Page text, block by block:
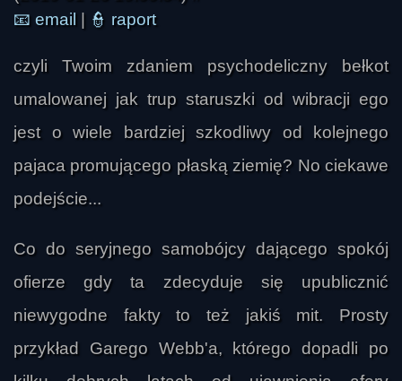
📧 email 👮 raport
czyli Twoim zdaniem psychodeliczny bełkot
umalowanej jak trup staruszki od wibracji ego
jest o wiele bardziej szkodliwy od kolejnego
pajaca promującego płaską ziemię? No ciekawe
podejście...
Co do seryjnego samobójcy dającego spokój
ofierze gdy ta zdecyduje się upublicznić
niewygodne fakty to też jakiś mit. Prosty
przykład Garego Webb'a, którego dopadli po